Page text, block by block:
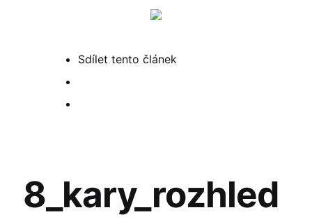
Sdílet tento článek
8_kary_rozhled